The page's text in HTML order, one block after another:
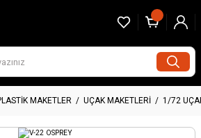
MAKETLER UÇAK MAKETLERİ 1/72